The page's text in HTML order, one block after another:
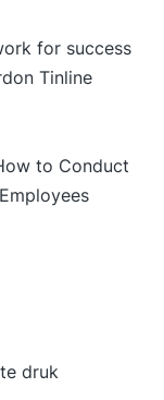
for success
Tinline
to Conduct
druk